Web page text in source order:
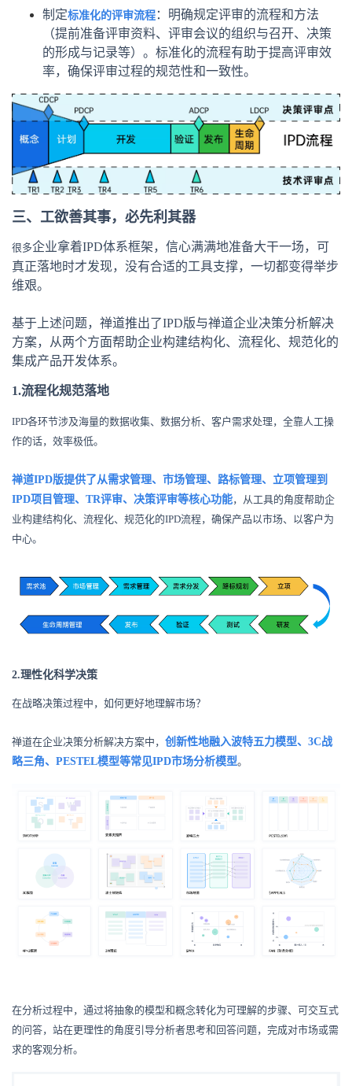
制定标准化的评审流程：明确规定评审的流程和方法
（提前准备评审资料、评审会议的组织与召开、决策
的形成与记录等）。标准化的流程有助于提高评审效
率，确保评审过程的规范性和一致性。
三、工欲善其事，必先利其器
很多企业拿着IPD体系框架，信心满满地准备大干一场，可
真正落地时才发现，没有合适的工具支撑，一切都变得举步
维艰。
基于上述问题，禅道推出了IPD版与禅道企业决策分析解决
方案，从两个方面帮助企业构建结构化、流程化、规范化的
集成产品开发体系。
1.流程化规范落地
IPD各环节涉及海量的数据收集、数据分析、客户需求处理，全靠人工操
作的话，效率极低。
禅道IPD版提供了从需求管理、市场管理、路标管理、立项管理到
IPD项目管理、TR评审、决策评审等核心功能，从工具的角度帮助企
业构建结构化、流程化、规范化的IPD流程，确保产品以市场、以客户为
中心。
2.理性化科学决策
在战略决策过程中，如何更好地理解市场？
禅道在企业决策分析解决方案中， 创新性地融入波特五力模型、3C战
略三角、PESTEL模型等常见IPD市场分析模型。
在分析过程中，通过将抽象的模型和概念转化为可理解的步骤、可交互式
的问答，站在更理性的角度引导分析者思考和回答问题，完成对市场或需
求的客观分析。